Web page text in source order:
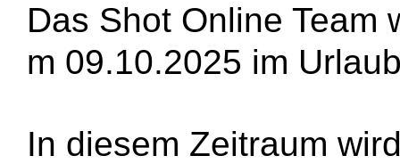
Das Shot Online Team
m 09.10.2025 im
In diesem Zeitraum